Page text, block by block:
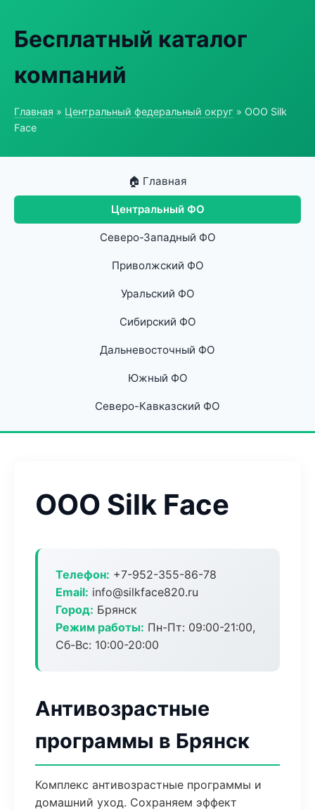
Бесплатный каталог
компаний
Главная » Центральный федеральный округ » ООО Silk
Face
🏠 Главная
Центральный ФО
Северо-Западный ФО
Приволжский ФО
Уральский ФО
Сибирский ФО
Дальневосточный ФО
Южный ФО
Северо-Кавказский ФО
ООО Silk Face
Телефон: +7-952-355-86-78
Email: info@silkface820.ru
Город: Брянск
Режим работы: Пн-Пт: 09:00-21:00,
Сб-Вс: 10:00-20:00
Антивозрастные
программы в Брянск
Комплекс антивозрастные программы и
домашний уход. Сохраняем эффект